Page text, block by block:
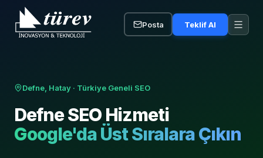
Posta Teklif Al
Defne, Hatay · Türkiye Geneli SEO
DefneSEO Hizmeti
Google'da Üst Sıralara Çıkın